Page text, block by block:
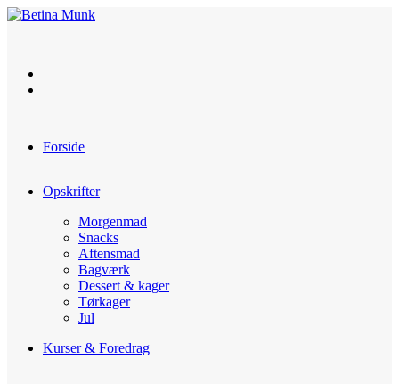
Skip
Forside
Opskrifter
Morgenmad
Snacks
Aftensmad
Bagværk
Dessert & kager
Tørkager
Jul
Kurser & Foredrag